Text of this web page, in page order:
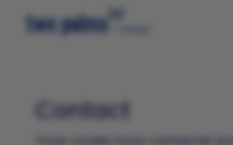
Contact